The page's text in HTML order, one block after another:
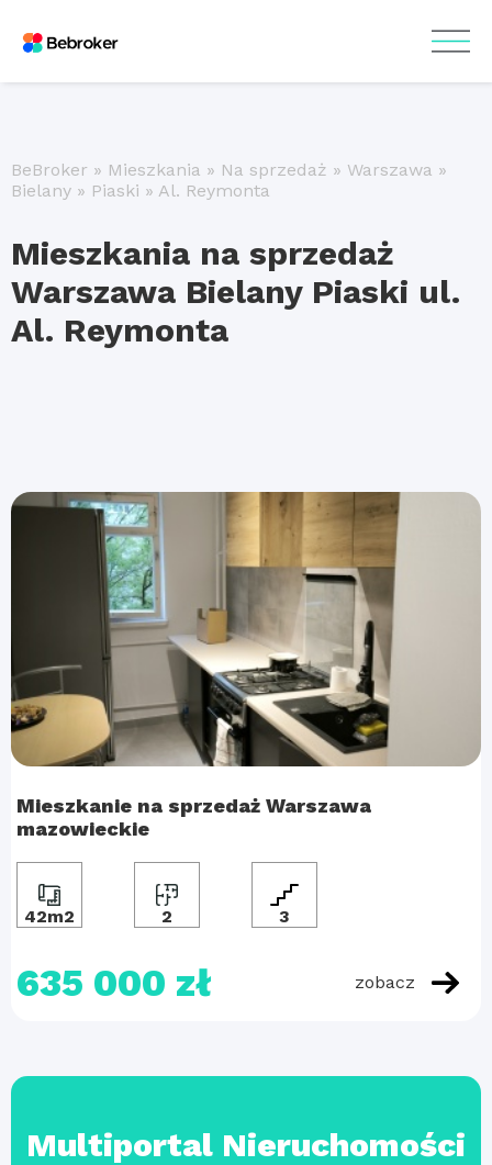
BeBroker » Mieszkania » Na sprzedaż » Warszawa »
Bielany » Piaski » Al. Reymonta
Mieszkania na sprzedaż
Warszawa Bielany Piaski ul.
Al. Reymonta
Mieszkanie na sprzedaż Warszawa
mazowieckie
42m2 2 3
635 000 zł zobacz
Multiportal Nieruchomości